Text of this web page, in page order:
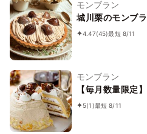
モンブラン
城川栗のモンブ
4.47(45)最短 8/11
モンブラン
【毎月数量限定
5(1)最短 8/11